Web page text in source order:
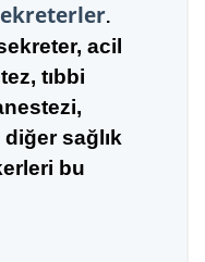
.
acil
tez, tıbbi
sağlık
bu